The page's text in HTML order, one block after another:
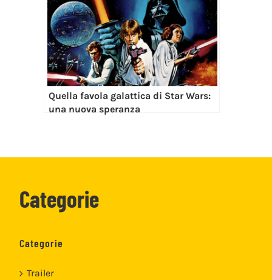
Quella favola galattica di Star Wars:
una nuova speranza
Categorie
Categorie
Trailer